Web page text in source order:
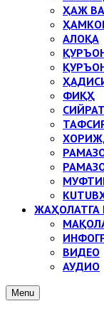
ҲАЖ
АЛОҚА
ФИҚҲ
ВИДЕО
АУДИО
Menu